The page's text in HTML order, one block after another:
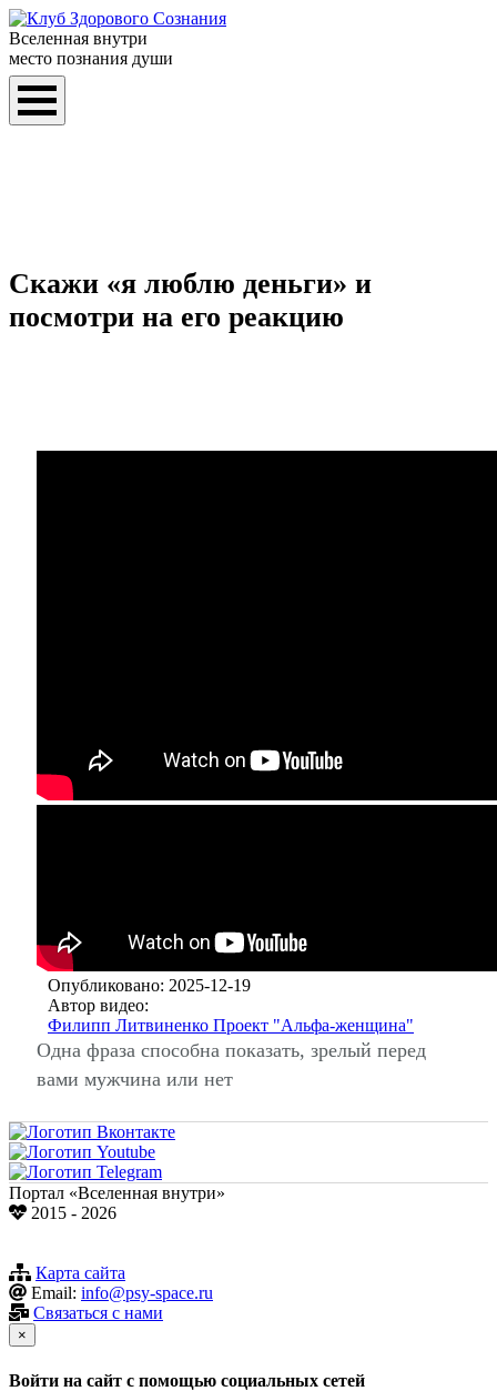
Вселенная внутри
место познания души
Скажи «я люблю деньги» и
посмотри на его реакцию
Опубликовано: 2025-12-19
Автор видео:
Филипп Литвиненко Проект "Альфа-женщина"
Одна фраза способна показать, зрелый перед
вами мужчина или нет
Портал «Вселенная внутри»
2015 - 2026
Карта сайта
Email: info@psy-space.ru
Связаться с нами
×
Войти на сайт с помощью социальных сетей